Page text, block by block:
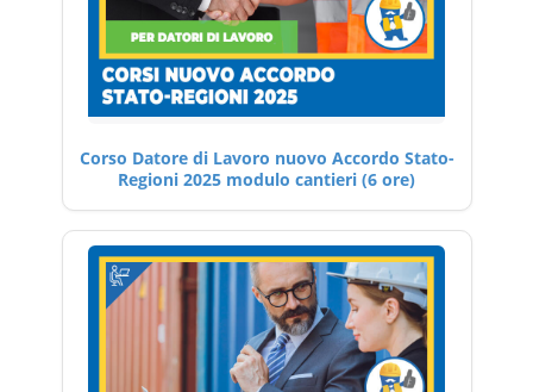
Corso Datore di Lavoro nuovo Accordo Stato-
Regioni 2025 modulo cantieri (6 ore)